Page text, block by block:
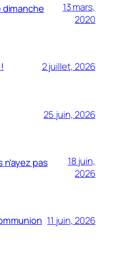
dimanche
13 mars,
2020
2 juillet, 2026
25 juin, 2026
pas
18 juin,
2026
11 juin, 2026